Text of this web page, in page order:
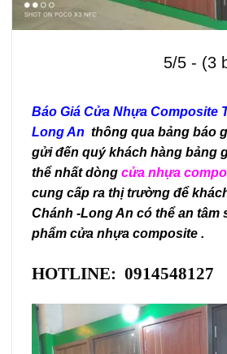
5/5 - (3
Báo Giá Cửa Nhựa Composite
Long An thông qua bảng báo
gửi đến quý khách hàng bảng
thể nhất dòng cửa nhựa
cung cấp ra thị trường để
Chánh -Long An có thể an tâm
phẩm cửa nhựa composite .
HOTLINE: 0914548127